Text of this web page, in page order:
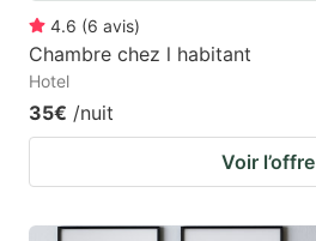
4.6 (6 avis)
Chambre chez l habitant
Hotel
35€ /nuit
Voir l’offre